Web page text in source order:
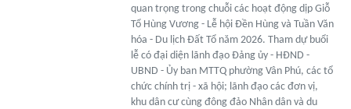
quan trọng trong chuỗi các hoạt động dịp Giỗ
Tổ Hùng Vương - Lễ hội Đền Hùng và Tuần Văn
hóa - Du lịch Đất Tổ năm 2026. Tham dự buổi
lễ có đại diện lãnh đạo Đảng ủy - HĐND -
UBND - Ủy ban MTTQ phường Vân Phú, các tổ
chức chính trị - xã hội; lãnh đạo các đơn vị,
khu dân cư cùng đông đảo Nhân dân và du